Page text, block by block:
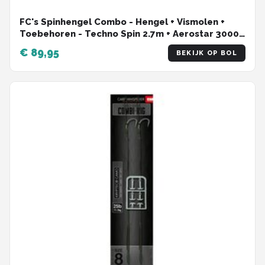
FC's Spinhengel Combo - Hengel + Vismolen +
Toebehoren - Techno Spin 2.7m + Aerostar 3000
Spinmolen + Vislijn & Kunstaas Blinkers
€ 89,95 BEKIJK OP BOL